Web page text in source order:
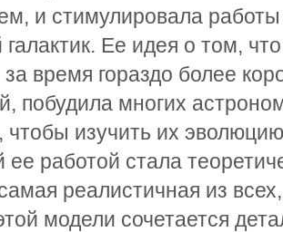
и стимулировала
Ее идея о том,
время гораздо более
побудила многих
чтобы изучить их
ее работой стала
самая реалистичная из
модели сочетается